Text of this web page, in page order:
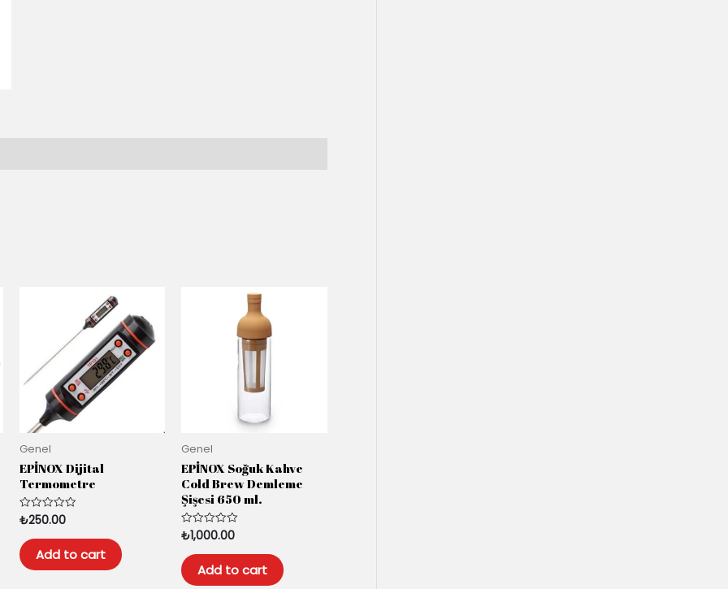
Genel
EPİNOX Dijital
Termometre
Rated
0
out
of
5
₺250.00
Add to cart
Genel
EPİNOX Soğuk Kahve
Cold Brew Demleme
Şişesi 650 ml.
Rated
0
out
of
5
₺1,000.00
Add to cart